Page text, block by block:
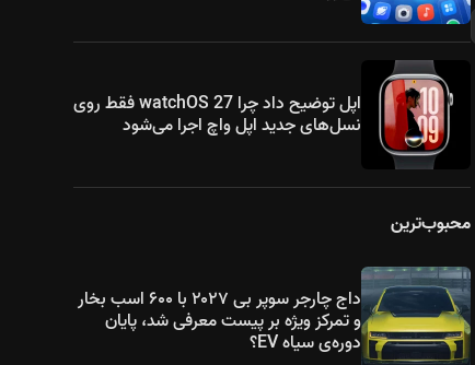
اپل توضیح داد چرا watchOS 27 فقط روی
نسل‌های جدید اپل واچ اجرا می‌شود
محبوب‌ترین
داج چارجر سوپر بی ۲۰۲۷ با ۶۰۰ اسب بخار
و تمرکز ویژه بر پیست معرفی شد، پایان
دوره‌ی سیاه EV؟